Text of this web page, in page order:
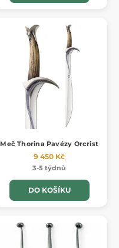
Meč Thorina Pavézy Orcrist
9 450 Kč
3-5 týdnů
DO KOŠÍKU